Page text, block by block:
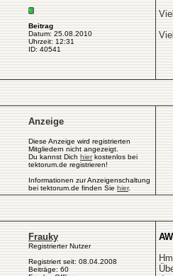
Beitrag
Datum: 25.08.2010
Uhrzeit: 12:31
ID: 40541
Anzeige
Diese Anzeige wird registrierten
Mitgliedern nicht angezeigt.
Du kannst Dich hierkostenlos bei
tektorum.de registrieren!
Informationen zur Anzeigenschaltung
bei tektorum.de finden Sie hier.
Frauky
Registrierter Nutzer
Registriert seit: 08.04.2008
Beiträge: 60